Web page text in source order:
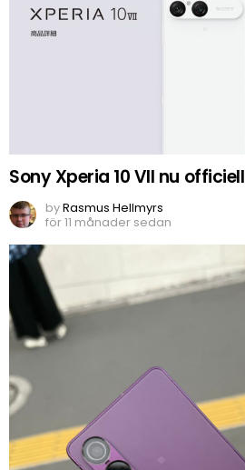
Sony Xperia 10 VII nu officiell
byRasmus Hellmyrs
för 11 månader sedan